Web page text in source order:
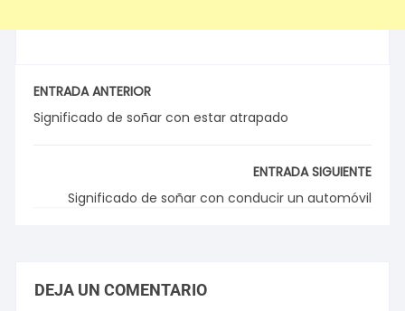
ENTRADA ANTERIOR
Significado de soñar con estar atrapado
ENTRADA SIGUIENTE
Significado de soñar con conducir un automóvil
DEJA UN COMENTARIO